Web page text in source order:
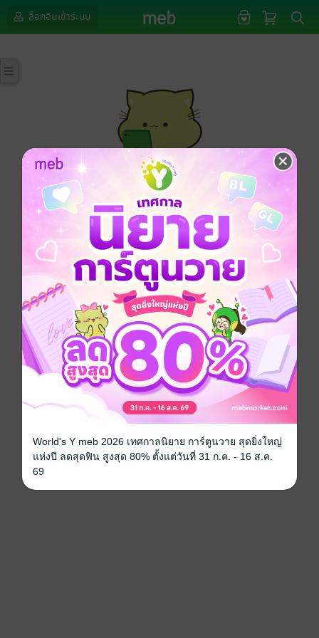
ล็อกอินเข้าระบบ
กรุณาเข้าสู่ระบบก่อนดำเนินรายการด้วยค่ะ
ล็อกอินเข้าระบบ
World's Y meb 2026 เทศกาลนิยาย การ์ตูนวาย สุดยิ่งใหญ่
แห่งปี ลดสุดฟิน สูงสุด 80% ตั้งแต่วันที่ 31 ก.ค. - 16 ส.ค.
69